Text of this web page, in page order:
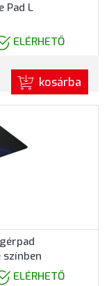
Pad L
ELÉRHETŐ
kosárba
színben
ELÉRHETŐ